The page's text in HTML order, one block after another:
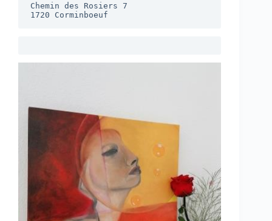
Chemin des Rosiers 7
1720 Corminboeuf